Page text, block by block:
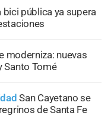
bici pública ya supera
moderniza: nuevas
Santo Tomé
San Cayetano se
de Santa Fe